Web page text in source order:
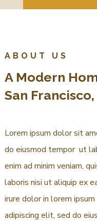
ABOUT US
A Modern
San Francisco,
Lorem ipsum dolor sit
do eiusmod tempor ut
enim ad minim veniam,
laboris nisi ut aliquip ex
irure dolor in lorem
adipiscing elit, sed do